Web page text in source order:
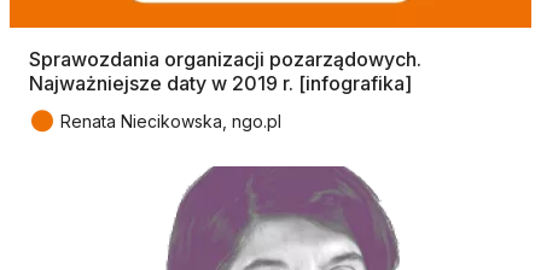
Sprawozdania organizacji pozarządowych.
Najważniejsze daty w 2019 r. [infografika]
● Renata Niecikowska, ngo.pl